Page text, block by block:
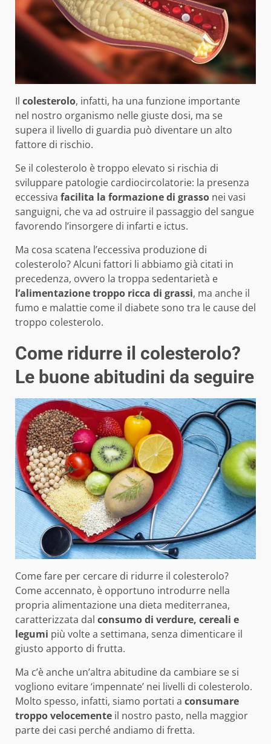
Il colesterolo, infatti, ha una funzione importante
nel nostro organismo nelle giuste dosi, ma se
supera il livello di guardia può diventare un alto
fattore di rischio.
Se il colesterolo è troppo elevato si rischia di
sviluppare patologie cardiocircolatorie: la presenza
eccessiva facilita la formazione di grasso nei vasi
sanguigni, che va ad ostruire il passaggio del sangue
favorendo l’insorgere di infarti e ictus.
Ma cosa scatena l’eccessiva produzione di
colesterolo? Alcuni fattori li abbiamo già citati in
precedenza, ovvero la troppa sedentarietà e
l’alimentazione troppo ricca di grassi, ma anche il
fumo e malattie come il diabete sono tra le cause del
troppo colesterolo.
Come ridurre il colesterolo?
Le buone abitudini da seguire
Come fare per cercare di ridurre il colesterolo?
Come accennato, è opportuno introdurre nella
propria alimentazione una dieta mediterranea,
caratterizzata dal consumo di verdure, cereali e
legumi più volte a settimana, senza dimenticare il
giusto apporto di frutta.
Ma c’è anche un’altra abitudine da cambiare se si
vogliono evitare ‘impennate’ nei livelli di colesterolo.
Molto spesso, infatti, siamo portati a consumare
troppo velocemente il nostro pasto, nella maggior
parte dei casi perché andiamo di fretta.